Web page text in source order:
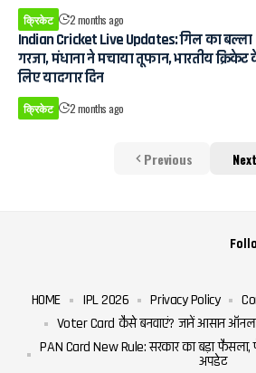
क्रिकेट 2 months ago
Indian Cricket Live Updates: गिल का बल्ला
गरजा, मंधाना ने मचाया तूफान, भारतीय क्रिकेट
लिए यादगार दिन
क्रिकेट 2 months ago
Previous Next
HOME IPL 2026 Privacy Policy
Voter Card कैसे बनवाएं? जानें आसान
PAN Card New Rule: सरकार का बड़ा फैसला,
अपडेट